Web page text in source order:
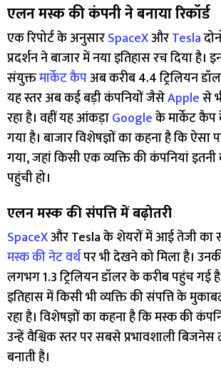
एलन मस्क की कंपनी ने बनाया रिकॉर्ड
एक रिपोर्ट के अनुसारSpaceXऔरTesla
प्रदर्शन ने बाजार में नया इतिहास रच दिया है।
संयुक्तमार्केट कैपअब करीब 4.4 ट्रिलियन
यह स्तर अब कई बड़ी कंपनियों जैसेAppleसे
रहा है। वहीं यह आंकड़ाGoogleके मार्केट
गया है। बाजार विशेषज्ञों का कहना है कि ऐसा
गया, जहां किसी एक व्यक्ति की कंपनियां
पहुंची हो।
एलन मस्क की संपत्ति में बढ़ोतरी
SpaceXऔर Tesla के शेयरों में आई तेजी का
मस्क की नेट वर्थपर भी देखने को मिला है।
लगभग 1.3 ट्रिलियन डॉलर के करीब पहुंच गई
इतिहास में किसी भी व्यक्ति की संपत्ति के
रहा है। विशेषज्ञों का कहना है कि मस्क की
उन्हें वैश्विक स्तर पर सबसे प्रभावशाली
बनाती है।